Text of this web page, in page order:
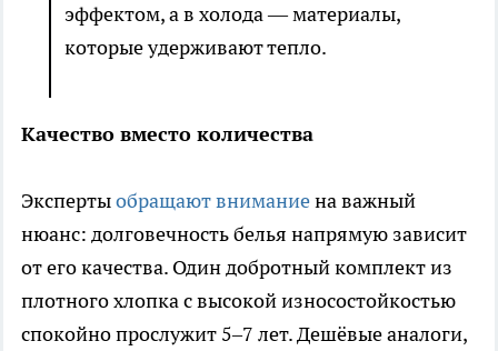
эффектом, а в холода — материалы,
которые удерживают тепло.
Качество вместо количества
Экспертыобращают вниманиена важный
нюанс: долговечность белья напрямую зависит
от его качества. Один добротный комплект из
плотного хлопка с высокой износостойкостью
спокойно прослужит 5–7 лет. Дешёвые аналоги,